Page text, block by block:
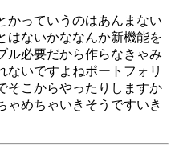
かっていうのはあんまない
はないかななんか新機能を
ル必要だから作らなきゃみ
ないですよねポートフォリ
そこからやったりしますか
ゃめちゃいきそうですいき